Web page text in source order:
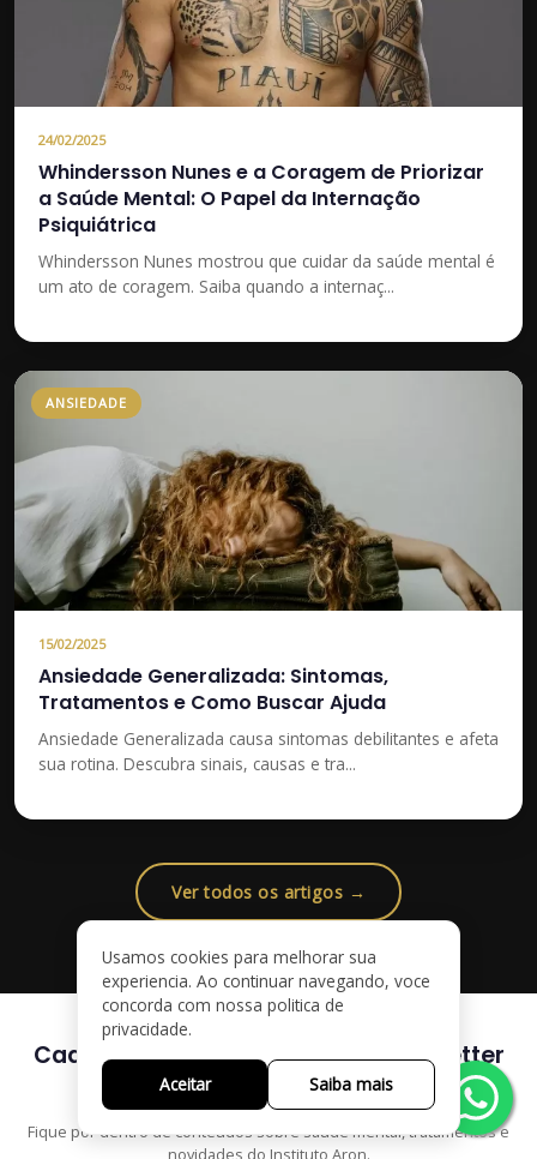
24/02/2025
Whindersson Nunes e a Coragem de Priorizar
a Saúde Mental: O Papel da Internação
Psiquiátrica
Whindersson Nunes mostrou que cuidar da saúde mental é
um ato de coragem. Saiba quando a internaç...
ANSIEDADE
15/02/2025
Ansiedade Generalizada: Sintomas,
Tratamentos e Como Buscar Ajuda
Ansiedade Generalizada causa sintomas debilitantes e afeta
sua rotina. Descubra sinais, causas e tra...
Ver todos os artigos →
Cadastre-se e receba nossa newsletter
Fique por dentro de conteúdos sobre saúde mental, tratamentos e
novidades do Instituto Aron.
Usamos cookies para melhorar sua
experiencia. Ao continuar navegando, voce
concorda com nossa politica de
privacidade.
Aceitar Saiba mais